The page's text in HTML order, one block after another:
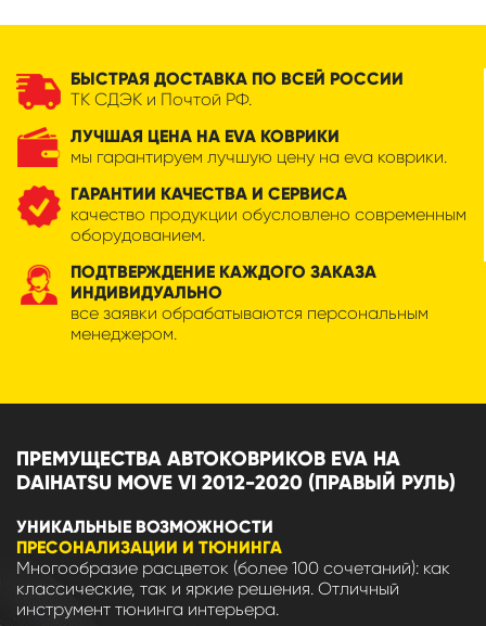
БЫСТРАЯ ДОСТАВКА ПО ВСЕЙ РОССИИ
ТК СДЭК и Почтой РФ.
ЛУЧШАЯ ЦЕНА НА EVA КОВРИКИ
мы гарантируем лучшую цену на eva коврики.
ГАРАНТИИ КАЧЕСТВА И СЕРВИСА
качество продукции обусловлено современным
оборудованием.
ПОДТВЕРЖДЕНИЕ КАЖДОГО ЗАКАЗА
ИНДИВИДУАЛЬНО
все заявки обрабатываются персональным
менеджером.
ПРЕМУЩЕСТВА АВТОКОВРИКОВ EVA НА
DAIHATSU MOVE VI 2012-2020 (ПРАВЫЙ РУЛЬ)
УНИКАЛЬНЫЕ ВОЗМОЖНОСТИ
ПРЕСОНАЛИЗАЦИИ И ТЮНИНГА
Многообразие расцветок (более 100 сочетаний): как
классические, так и яркие решения. Отличный
инструмент тюнинга интерьера.